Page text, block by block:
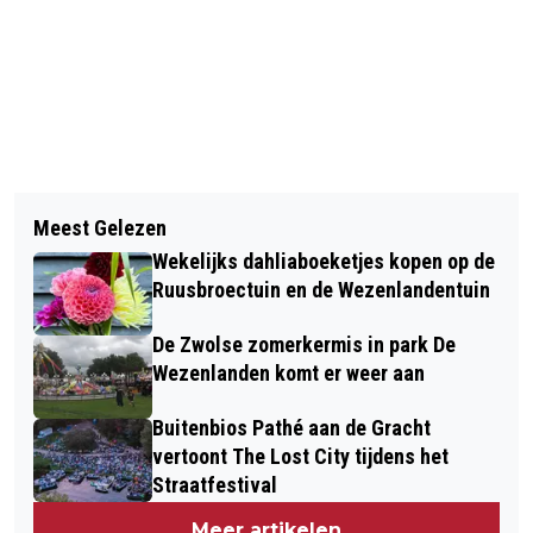
GROOT ONDERZOEK NAAR
CIRCULAIRE HAVENS EN
BEDRIJVENTERREINEN IN REGIO
ZWOLLE
GEWELD ACHTER DE VOORDEUR:
ISALA ZET VIRTUAL REALITY IN OM
OUDERENMISHANDELING TE LEREN
HERKENNEN
Meest Gelezen
Wekelijks dahliaboeketjes kopen op de
Ruusbroectuin en de Wezenlandentuin
De Zwolse zomerkermis in park De
Wezenlanden komt er weer aan
Buitenbios Pathé aan de Gracht
vertoont The Lost City tijdens het
Straatfestival